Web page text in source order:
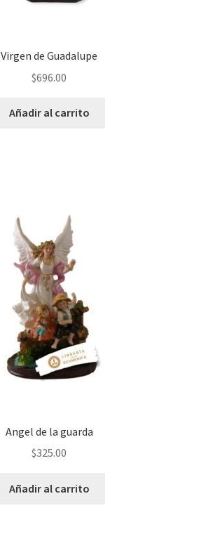
Virgen de Guadalupe
$696.00
Añadir al carrito
Angel de la guarda
$325.00
Añadir al carrito